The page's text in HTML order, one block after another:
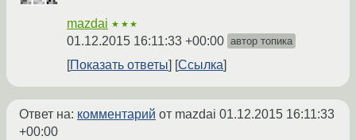
mazdai ★★★
01.12.2015 16:11:33 +00:00 автор топика
Показать ответы Ссылка
Ответ на: комментарий от mazdai 01.12.2015 16:11:33
+00:00